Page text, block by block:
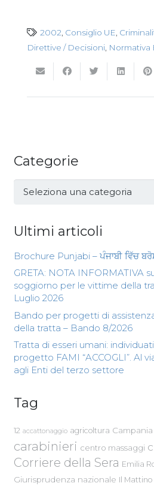
2002 Consiglio UE
Direttive / Decisioni Normativa
Categorie
Categorie
Ultimi articoli
Brochure Punjabi – ਪੰਜਾਬੀ ਵਿੱਚ
GRETA: NOTA INFORMATIVA
soggiorno per le vittime della
Luglio 2026
Bando per progetti di
della tratta – Bando 8/2026
Tratta di esseri umani:
progetto FAMI “ACCOGLI”. Al
agli Enti del terzo settore
Tag
12 accattonaggio agricoltura Campania
carabinieri centro massaggi
Corriere della Sera Emilia
Giurisprudenza nazionale Il Mattino